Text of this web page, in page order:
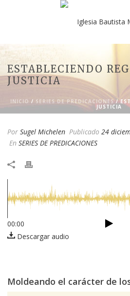
ESTABLECIENDO
JUSTICIA
INICIO / SERIES DE PREDICACIONES /
JUSTICIA
Por Sugel Michelen Publicado 24
En SERIES DE PREDICACIONES
00:00
Descargar audio
Moldeando el carácter de